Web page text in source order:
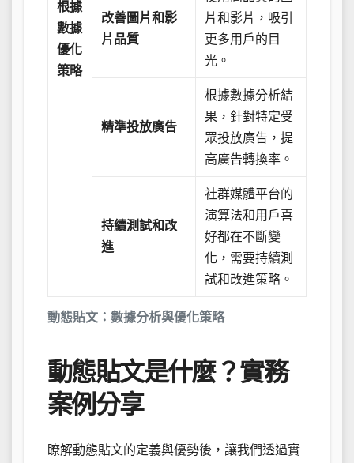
動態貼文：數據分析與優化策略
根據
數據
優化
策略
改善圖片和影
片品質
片和影片，吸引
更多用戶的目
光。
精準投放廣告
根據數據分析結
果，針對特定受
眾投放廣告，提
高廣告轉換率。
持續測試和改
進
社群媒體平台的
演算法和用戶喜
好都在不斷變
化，需要持續測
試和改進策略。
動態貼文是什麼？實務
案例分享
瞭解動態貼文的定義與優勢後，讓我們透過實